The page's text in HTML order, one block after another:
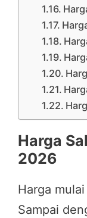
Harga
2026
Harga
Sampai